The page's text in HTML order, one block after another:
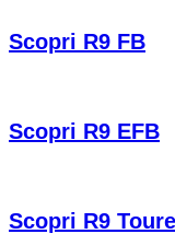
Scopri R9 FB
Scopri R9 EFB
Scopri R9